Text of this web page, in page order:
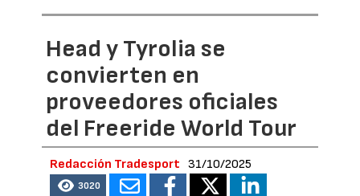
Head y Tyrolia se
convierten en
proveedores oficiales
del Freeride World Tour
Redacción Tradesport 31/10/2025
3020